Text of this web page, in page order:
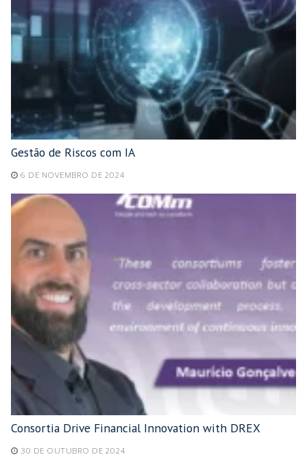
Gestão de Riscos com IA
6 DE NOVEMBRO DE 2024
Consortia Drive Financial Innovation with DREX
30 DE OUTUBRO DE 2024